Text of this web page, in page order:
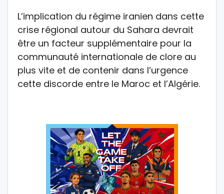
L’implication du régime iranien dans cette
crise régional autour du Sahara devrait
être un facteur supplémentaire pour la
communauté internationale de clore au
plus vite et de contenir dans l’urgence
cette discorde entre le Maroc et l’Algérie.